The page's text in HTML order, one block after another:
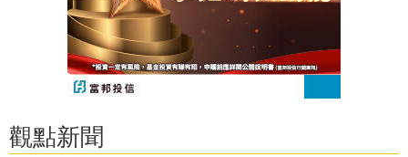
觀點新聞